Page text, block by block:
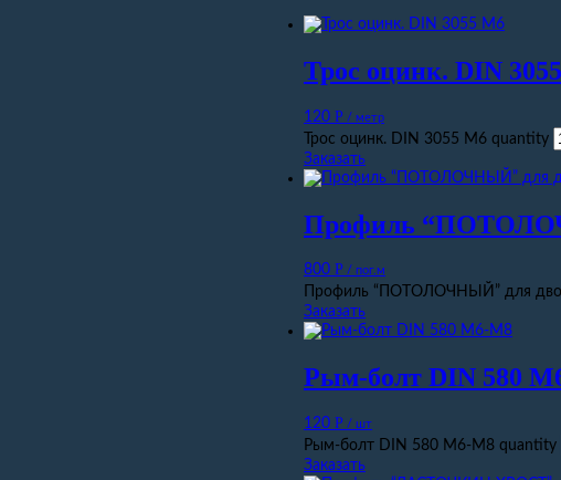
Трос оцинк. DIN
120 Р / метр
Трос оцинк. DIN 3055 М6 quantity
Заказать
Профиль
800 Р / пог.м
Профиль “ПОТОЛОЧНЫЙ” для
Заказать
Рым-болт DIN 580
120 Р / шт
Рым-болт DIN 580 М6-М8 quantity
Заказать